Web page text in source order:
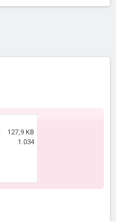
127,9 KB
1.034